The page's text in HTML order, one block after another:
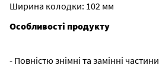
Ширина колодки: 102 мм
Особливості продукту
- Повністю знімні та замінні частини